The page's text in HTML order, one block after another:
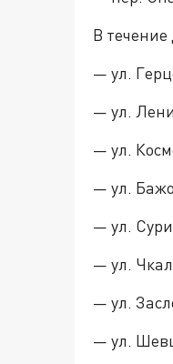
В течение
— ул.
— ул.
— ул.
— ул.
— ул.
— ул.
— ул.
— ул.